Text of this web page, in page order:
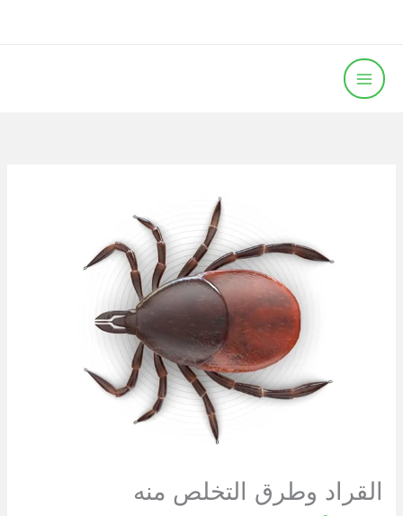
المحتوى
القراد وطرق التخلص منه